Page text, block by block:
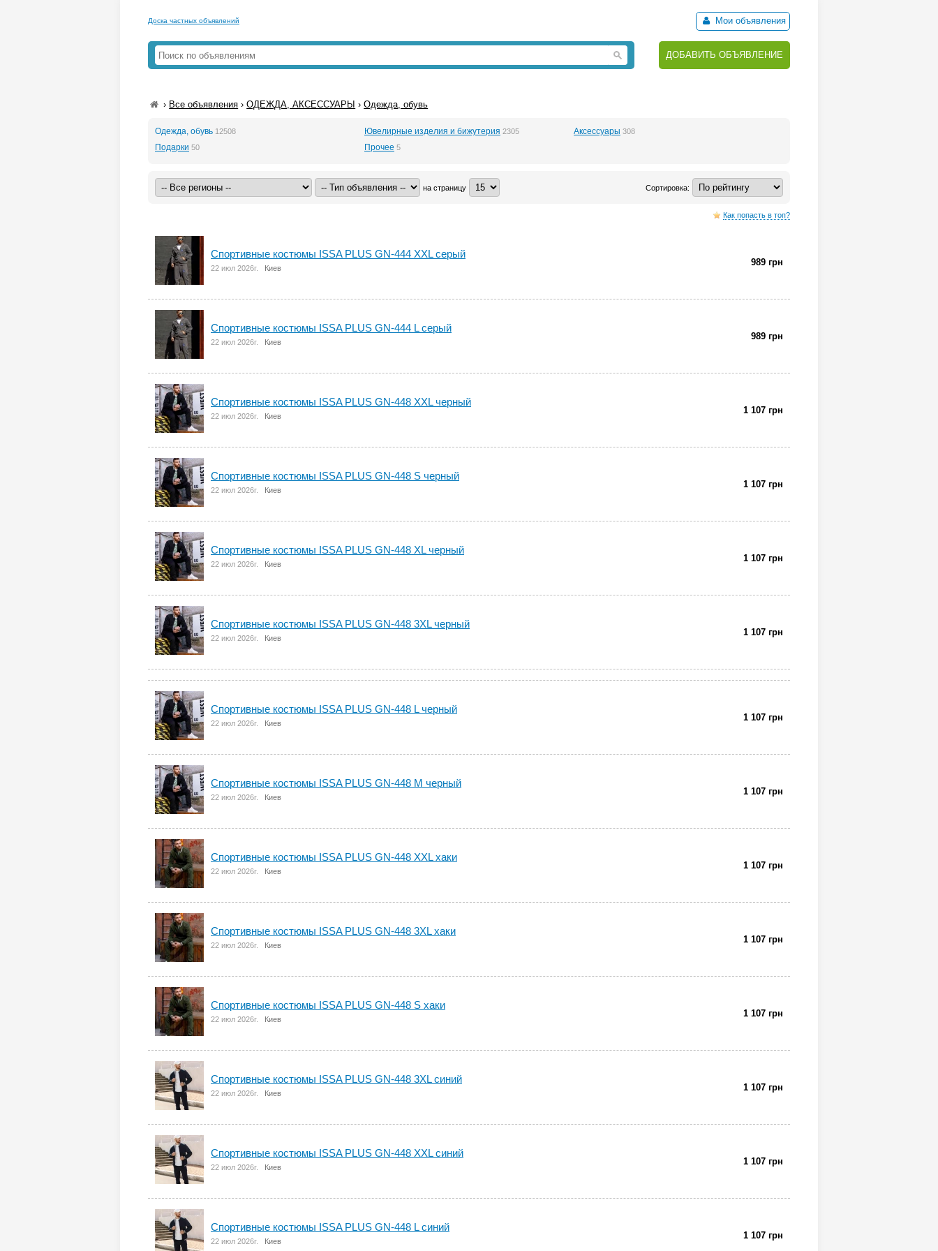
Доска частных объявлений Мои объявления
ДОБАВИТЬ ОБЪЯВЛЕНИЕ
› Все объявления ›ОДЕЖДА, АКСЕССУАРЫ ›Одежда, обувь
Одежда, обувь 12508 Ювелирные изделия и бижутерия 2305 Аксессуары 308
Подарки 50 Прочее 5
на страницу Сортировка:
Как попасть в топ?
Спортивные костюмы ISSA PLUS GN-444 XXL серый
22 июл 2026г. Киев
989 грн
Спортивные костюмы ISSA PLUS GN-444 L серый
22 июл 2026г. Киев
989 грн
Спортивные костюмы ISSA PLUS GN-448 XXL черный
22 июл 2026г. Киев
1 107 грн
Спортивные костюмы ISSA PLUS GN-448 S черный
22 июл 2026г. Киев
1 107 грн
Спортивные костюмы ISSA PLUS GN-448 XL черный
22 июл 2026г. Киев
1 107 грн
Спортивные костюмы ISSA PLUS GN-448 3XL черный
22 июл 2026г. Киев
1 107 грн
Спортивные костюмы ISSA PLUS GN-448 L черный
22 июл 2026г. Киев
1 107 грн
Спортивные костюмы ISSA PLUS GN-448 M черный
22 июл 2026г. Киев
1 107 грн
Спортивные костюмы ISSA PLUS GN-448 XXL хаки
22 июл 2026г. Киев
1 107 грн
Спортивные костюмы ISSA PLUS GN-448 3XL хаки
22 июл 2026г. Киев
1 107 грн
Спортивные костюмы ISSA PLUS GN-448 S хаки
22 июл 2026г. Киев
1 107 грн
Спортивные костюмы ISSA PLUS GN-448 3XL синий
22 июл 2026г. Киев
1 107 грн
Спортивные костюмы ISSA PLUS GN-448 XXL синий
22 июл 2026г. Киев
1 107 грн
Спортивные костюмы ISSA PLUS GN-448 L синий
22 июл 2026г. Киев
1 107 грн